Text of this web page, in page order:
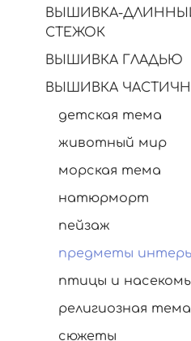
ВЫШИВКА-
СТЕЖОК
ВЫШИВКА ГЛАДЬЮ
ВЫШИВКА
детская тема
животный мир
морская тема
натюрморт
пейзаж
предметы
птицы и
религиозная тема
сюжеты